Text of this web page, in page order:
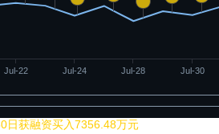
Jul-22 Jul-24 Jul-28 Jul-30
日获融资买入7356.48万元